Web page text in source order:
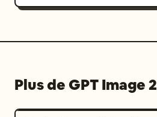
Plus de GPT Image 2